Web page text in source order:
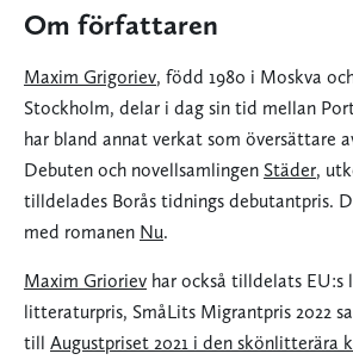
Om författaren
Maxim Grigoriev, född 1980 i Moskva
Stockholm, delar i dag sin tid mellan
har bland annat verkat som översättare
Debuten och novellsamlingen Städer,
tilldelades Borås tidnings debutantpris.
med romanen Nu.
Maxim Grioriev har också tilldelats EU:s
litteraturpris, SmåLits Migrantpris 2022
till Augustpriset 2021 i den skönlitterära